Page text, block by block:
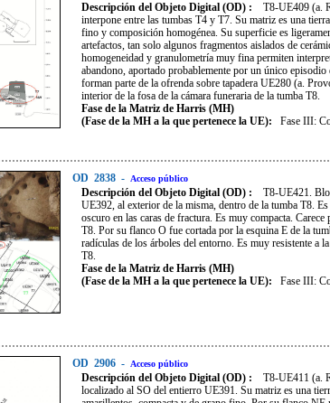
Descripción del Objeto Digital (OD) :
T8-UE409 (a.
interpone entre las tumbas T4 y T7. Su matriz es una
fino y composición homogénea. Su superficie es
artefactos, tan solo algunos fragmentos aislados de
homogeneidad y granulometría muy fina permiten
abandono, aportado probablemente por un único
forman parte de la ofrenda sobre tapadera UE280 (a.
interior de la fosa de la cámara funeraria de la tumba T8.
Fase de la Matriz de Harris (MH)
(Fase de la MH a la que pertenece la UE):
Fase III:
OD 2838 - Acceso público
Descripción del Objeto Digital (OD) :
T8-UE421.
UE392, al exterior de la misma, dentro de la tumba T8.
oscuro en las caras de fractura. Es muy compacta.
T8. Por su flanco O fue cortada por la esquina E de la
radículas de los árboles del entorno. Es muy resistente a
T8.
Fase de la Matriz de Harris (MH)
(Fase de la MH a la que pertenece la UE):
Fase III:
OD 2906 - Acceso público
Descripción del Objeto Digital (OD) :
T8-UE411 (a.
localizado al SO del entierro UE391. Su matriz es una